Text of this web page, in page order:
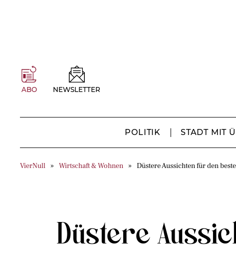
ABO NEWSLETTER
POLITIK STADT MIT Ü
VierNull Wirtschaft & Wohnen Düstere Aussichten für den
Düstere